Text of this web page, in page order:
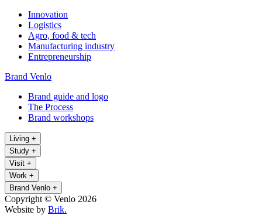
Innovation
Logistics
Agro, food & tech
Manufacturing industry
Entrepreneurship
Brand Venlo
Brand guide and logo
The Process
Brand workshops
Living +
Study +
Visit +
Work +
Brand Venlo +
Copyright © Venlo 2026
Website by Brik.